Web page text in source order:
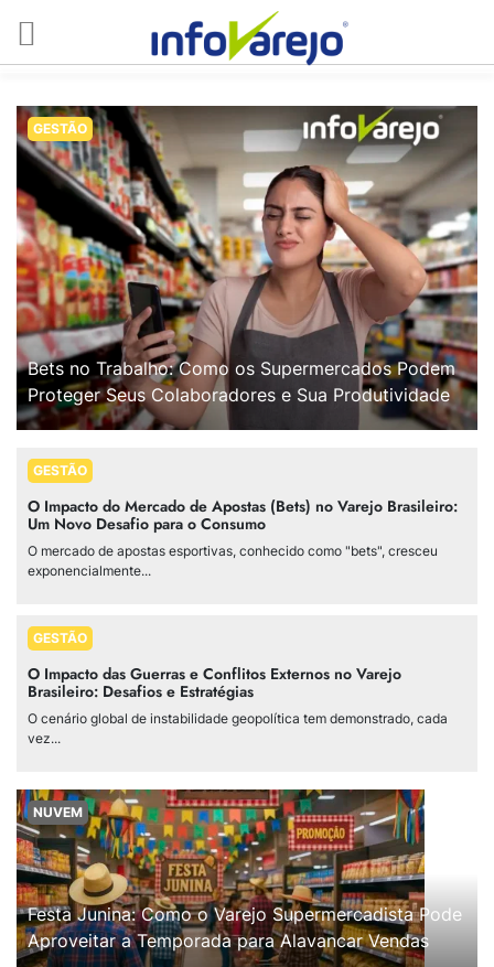
GESTÃO
Bets no Trabalho: Como os Supermercados Podem
Proteger Seus Colaboradores e Sua Produtividade
GESTÃO
O Impacto do Mercado de Apostas (Bets) no Varejo Brasileiro:
Um Novo Desafio para o Consumo
O mercado de apostas esportivas, conhecido como "bets", cresceu
exponencialmente...
GESTÃO
O Impacto das Guerras e Conflitos Externos no Varejo
Brasileiro: Desafios e Estratégias
O cenário global de instabilidade geopolítica tem demonstrado, cada
vez...
NUVEM
Festa Junina: Como o Varejo Supermercadista Pode
Aproveitar a Temporada para Alavancar Vendas